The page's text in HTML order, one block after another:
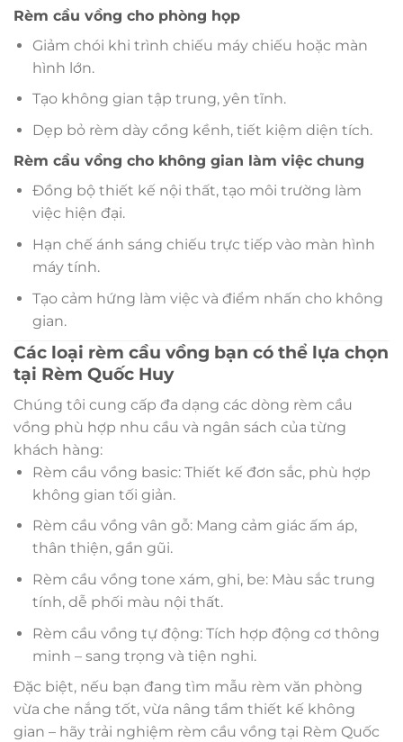
Rèm cầu vồng cho phòng họp
Giảm chói khi trình chiếu máy chiếu hoặc màn
hình lớn.
Tạo không gian tập trung, yên tĩnh.
Dẹp bỏ rèm dày cồng kềnh, tiết kiệm diện tích.
Rèm cầu vồng cho không gian làm việc chung
Đồng bộ thiết kế nội thất, tạo môi trường làm
việc hiện đại.
Hạn chế ánh sáng chiếu trực tiếp vào màn hình
máy tính.
Tạo cảm hứng làm việc và điểm nhấn cho không
gian.
Các loại rèm cầu vồng bạn có thể lựa chọn
tại Rèm Quốc Huy
Chúng tôi cung cấp đa dạng các dòng rèm cầu
vồng phù hợp nhu cầu và ngân sách của từng
khách hàng:
Rèm cầu vồng basic: Thiết kế đơn sắc, phù hợp
không gian tối giản.
Rèm cầu vồng vân gỗ: Mang cảm giác ấm áp,
thân thiện, gần gũi.
Rèm cầu vồng tone xám, ghi, be: Màu sắc trung
tính, dễ phối màu nội thất.
Rèm cầu vồng tự động: Tích hợp động cơ thông
minh – sang trọng và tiện nghi.
Đặc biệt, nếu bạn đang tìm mẫu rèm văn phòng
vừa che nắng tốt, vừa nâng tầm thiết kế không
gian – hãy trải nghiệm rèm cầu vồng tại Rèm Quốc